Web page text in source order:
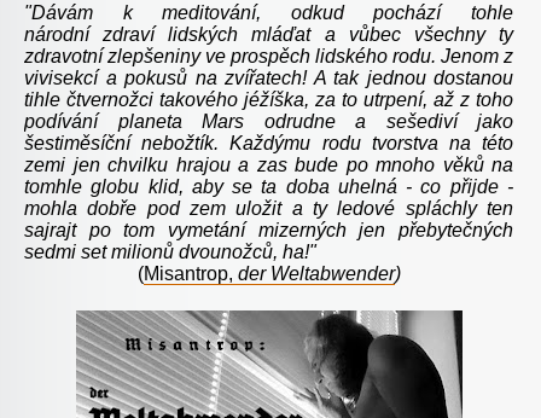
"Dávám k meditování, odkud pochází tohle
národní zdraví lidských mláďat a vůbec všechny ty
zdravotní zlepšeniny ve prospěch lidského rodu. Jenom z
vivisekcí a pokusů na zvířatech! A tak jednou dostanou
tihle čtvernožci takového jéžíška, za to utrpení, až z toho
podívání planeta Mars odrudne a sešediví jako
šestiměsíční nebožtík. Každýmu rodu tvorstva na této
zemi jen chvilku hrajou a zas bude po mnoho věků na
tomhle globu klid, aby se ta doba uhelná - co přijde -
mohla dobře pod zem uložit a ty ledové spláchly ten
sajrajt po tom vymetání mizerných jen přebytečných
sedmi set milionů dvounožců, ha!"
(Misantrop, der Weltabwender)